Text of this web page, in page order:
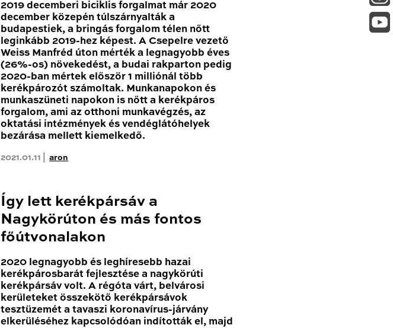
2019 decemberi biciklis forgalmat már 2020
december közepén túlszárnyalták a
budapestiek, a bringás forgalom télen nőtt
leginkább 2019-hez képest. A Csepelre vezető
Weiss Manfréd úton mérték a legnagyobb éves
(26%-os) növekedést, a budai rakparton pedig
2020-ban mértek először 1 milliónál több
kerékpározót számoltak. Munkanapokon és
munkaszüneti napokon is nőtt a kerékpáros
forgalom, ami az otthoni munkavégzés, az
oktatási intézmények és vendéglátóhelyek
bezárása mellett kiemelkedő.
2021.01.11 | aron
Így lett kerékpársáv a
Nagykörúton és más fontos
főútvonalakon
2020 legnagyobb és leghíresebb hazai
kerékpárosbarát fejlesztése a nagykörúti
kerékpársáv volt. A régóta várt, belvárosi
kerületeket összekötő kerékpársávok
tesztüzemét a tavaszi koronavírus-járvány
elkerüléséhez kapcsolódóan indították el, majd